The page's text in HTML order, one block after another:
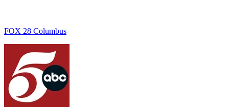
FOX 28 Columbus